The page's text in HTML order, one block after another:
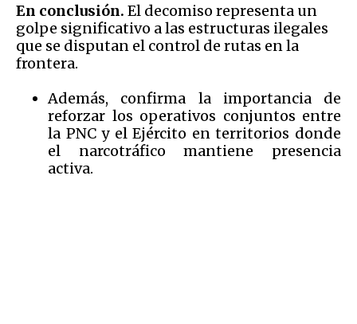
En conclusión. El decomiso representa un
golpe significativo a las estructuras ilegales
que se disputan el control de rutas en la
frontera.
Además, confirma la importancia de
reforzar los operativos conjuntos entre
la PNC y el Ejército en territorios donde
el narcotráfico mantiene presencia
activa.